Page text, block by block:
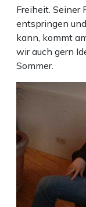
Freiheit. Seiner
entspringen
kann, kommt
wir auch gern
Sommer.